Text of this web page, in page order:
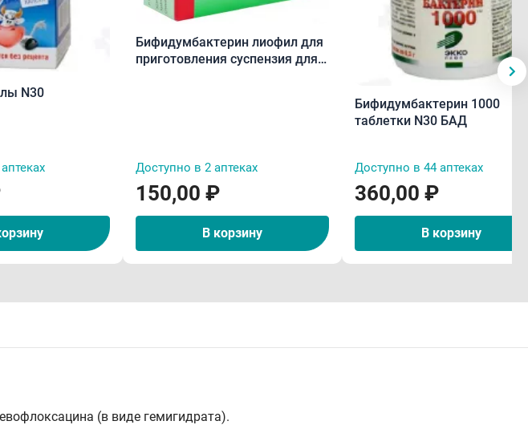
N30
Бифидумбактерин лиофил для
приготовления суспензия для
Доступно в 2 аптеках
150,00 ₽
В корзину
Бифидумбактерин 1000
таблетки N30 БАД
Доступно в 44 аптеках
360,00 ₽
В корзину
(в виде гемигидрата).